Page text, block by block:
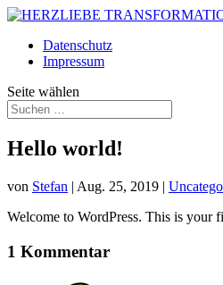
Datenschutz
Impressum
Seite wählen
Hello world!
von Stefan | Aug. 25, 2019 |
Welcome to WordPress. This is your
1 Kommentar